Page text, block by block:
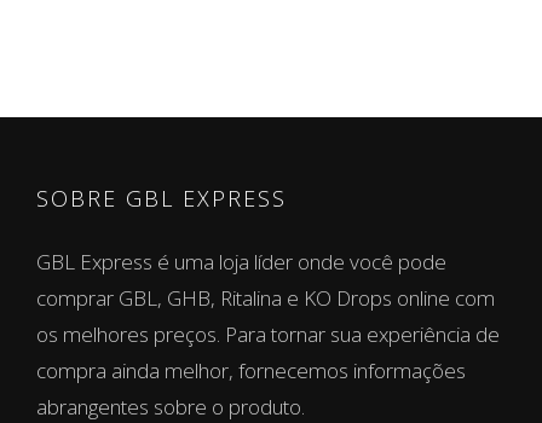
SOBRE GBL EXPRESS
GBL Express é uma loja líder onde você pode
comprar GBL, GHB, Ritalina e KO Drops online com
os melhores preços. Para tornar sua experiência de
compra ainda melhor, fornecemos informações
abrangentes sobre o produto.